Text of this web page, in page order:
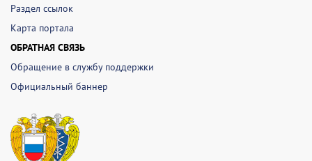
Раздел ссылок
Карта портала
ОБРАТНАЯ СВЯЗЬ
Обращение в службу поддержки
Официальный баннер